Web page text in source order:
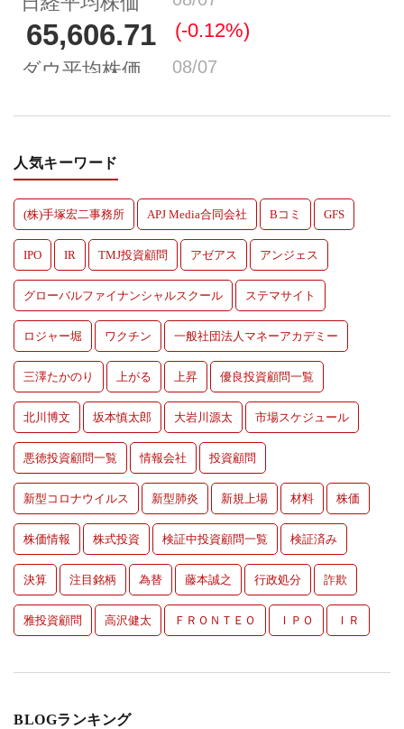
人気キーワード
(株)手塚宏二事務所 APJ Media合同会社 Bコミ GFS
IPO IR TMJ投資顧問 アゼアス アンジェス
グローバルファイナンシャルスクール ステマサイト
ロジャー堀 ワクチン 一般社団法人マネーアカデミー
三澤たかのり 上がる 上昇 優良投資顧問一覧
北川博文 坂本慎太郎 大岩川源太 市場スケジュール
悪徳投資顧問一覧 情報会社 投資顧問
新型コロナウイルス 新型肺炎 新規上場 材料 株価
株価情報 株式投資 検証中投資顧問一覧 検証済み
決算 注目銘柄 為替 藤本誠之 行政処分 詐欺
雅投資顧問 高沢健太 ＦＲＯＮＴＥＯ ＩＰＯ ＩＲ
BLOGランキング